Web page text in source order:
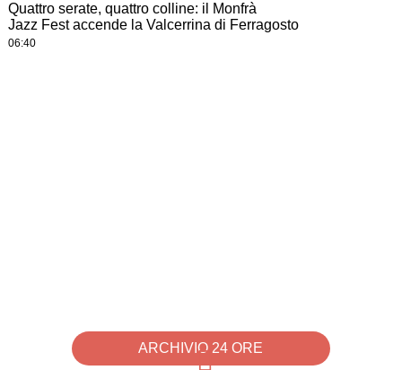
Quattro serate, quattro colline: il Monfrà
Jazz Fest accende la Valcerrina di Ferragosto
06:40
ARCHIVIO 24 ORE